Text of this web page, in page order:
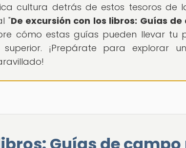
cultura detrás de estos tesoros de
"De excursión con los libros: Guías
cómo estas guías pueden llevar tu
¡Prepárate para explorar